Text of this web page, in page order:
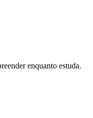
enquanto estuda.